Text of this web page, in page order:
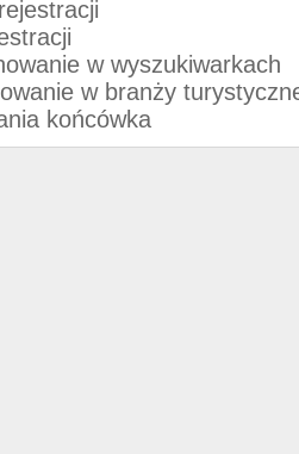
w wyszukiwarkach
w branży
końcówka